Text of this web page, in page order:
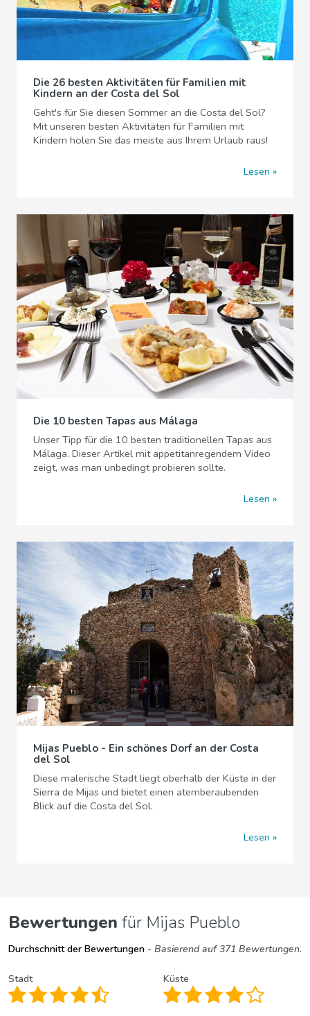
Die 26 besten Aktivitäten für Familien mit
Kindern an der Costa del Sol
Geht's für Sie diesen Sommer an die Costa del Sol?
Mit unseren besten Aktivitäten für Familien mit
Kindern holen Sie das meiste aus Ihrem Urlaub raus!
Lesen
Die 10 besten Tapas aus Málaga
Unser Tipp für die 10 besten traditionellen Tapas aus
Málaga. Dieser Artikel mit appetitanregendem Video
zeigt, was man unbedingt probieren sollte.
Lesen
Mijas Pueblo - Ein schönes Dorf an der Costa
del Sol
Diese malerische Stadt liegt oberhalb der Küste in der
Sierra de Mijas und bietet einen atemberaubenden
Blick auf die Costa del Sol.
Lesen
Bewertungen für Mijas Pueblo
Durchschnitt der Bewertungen - Basierend auf 371 Bewertungen.
Stadt Küste